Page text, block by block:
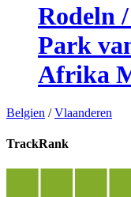
Rodeln
Park
Afrika
Belgien /Vlaanderen
TrackRank